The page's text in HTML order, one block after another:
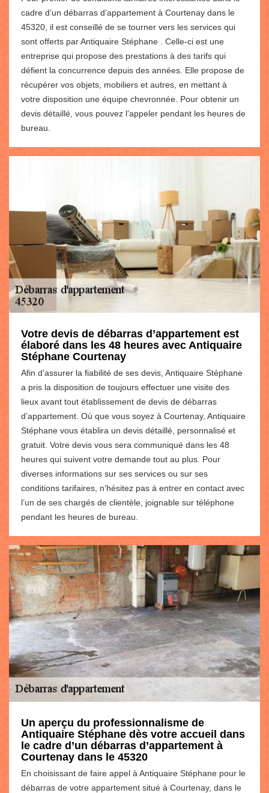
cadre d’un débarras d’appartement à Courtenay dans le
45320, il est conseillé de se tourner vers les services qui
sont offerts par Antiquaire Stéphane . Celle-ci est une
entreprise qui propose des prestations à des tarifs qui
défient la concurrence depuis des années. Elle propose de
récupérer vos objets, mobiliers et autres, en mettant à
votre disposition une équipe chevronnée. Pour obtenir un
devis détaillé, vous pouvez l’appeler pendant les heures de
bureau.
Votre devis de débarras d’appartement est
élaboré dans les 48 heures avec Antiquaire
Stéphane Courtenay
Afin d’assurer la fiabilité de ses devis, Antiquaire Stéphane
a pris la disposition de toujours effectuer une visite des
lieux avant tout établissement de devis de débarras
d’appartement. Où que vous soyez à Courtenay, Antiquaire
Stéphane vous établira un devis détaillé, personnalisé et
gratuit. Votre devis vous sera communiqué dans les 48
heures qui suivent votre demande tout au plus. Pour
diverses informations sur ses services ou sur ses
conditions tarifaires, n’hésitez pas à entrer en contact avec
l’un de ses chargés de clientèle, joignable sur téléphone
pendant les heures de bureau.
Un aperçu du professionnalisme de
Antiquaire Stéphane dès votre accueil dans
le cadre d’un débarras d’appartement à
Courtenay dans le 45320
En choisissant de faire appel à Antiquaire Stéphane pour le
débarras de votre appartement situé à Courtenay, dans le